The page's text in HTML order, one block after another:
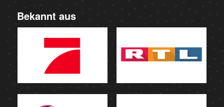
Bekannt aus